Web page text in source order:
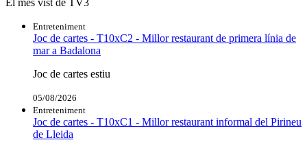
El més vist de TV3
Entreteniment
Joc de cartes - T10xC2 - Millor restaurant de primera línia de
mar a Badalona
Joc de cartes estiu
05/08/2026
Entreteniment
Joc de cartes - T10xC1 - Millor restaurant informal del Pirineu
de Lleida